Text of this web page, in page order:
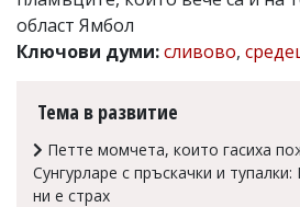
Коментарите
под
статиите
въвеждат
читателите
редакцията
област Ямбол
Ключови думи:сливово,
Тема в развитие
Петте момчета, които гасиха
Сунгурларе с пръскачки и
ни е страх